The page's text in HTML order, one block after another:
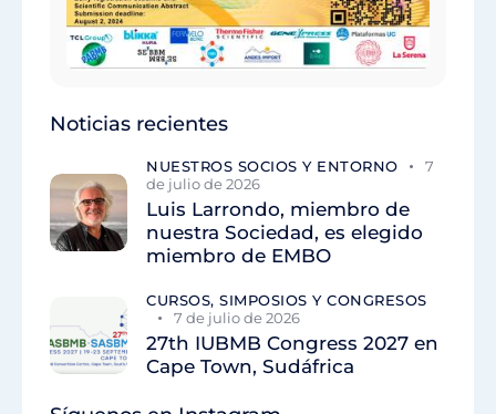
Noticias recientes
NUESTROS SOCIOS Y ENTORNO
7
de julio de 2026
Luis Larrondo, miembro de
nuestra Sociedad, es elegido
miembro de EMBO
CURSOS, SIMPOSIOS Y CONGRESOS
7 de julio de 2026
27th IUBMB Congress 2027 en
Cape Town, Sudáfrica